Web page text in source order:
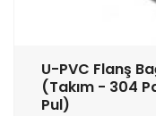
U-PVC Flanş
(Takım - 304
Pul)